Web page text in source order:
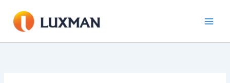
para
conteúdo